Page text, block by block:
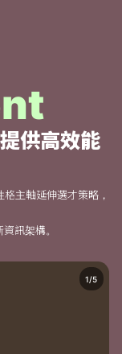
供高效能
主軸延伸選才策略，
訊架構。